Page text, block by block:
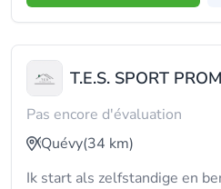
T.E.S. SPORT
Pas encore d'évaluation
Quévy(34 km)
Ik start als zelfstandige en